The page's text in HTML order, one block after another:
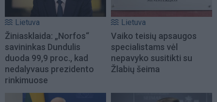
Lietuva
Žiniasklaida: „Norfos“
savininkas Dundulis
duoda 99,9 proc., kad
nedalyvaus prezidento
rinkimuose
Lietuva
Vaiko teisių apsaugos
specialistams vėl
nepavyko susitikti su
Žlabių šeima